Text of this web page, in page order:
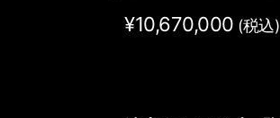
¥10,670,000 (税込)